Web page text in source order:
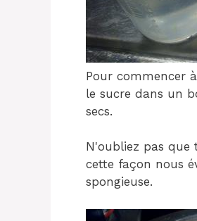
Pour commencer
le sucre dans un
secs.
N'oubliez pas que
cette façon nous
spongieuse.